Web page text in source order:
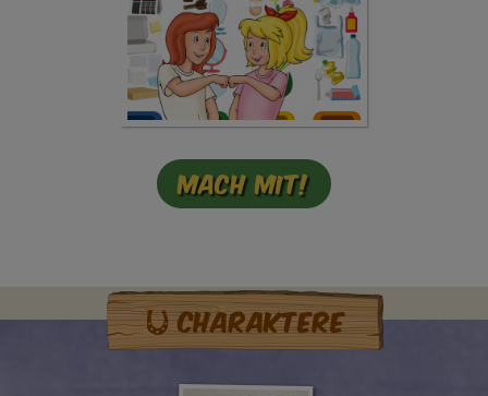
Mach mit!
Charaktere